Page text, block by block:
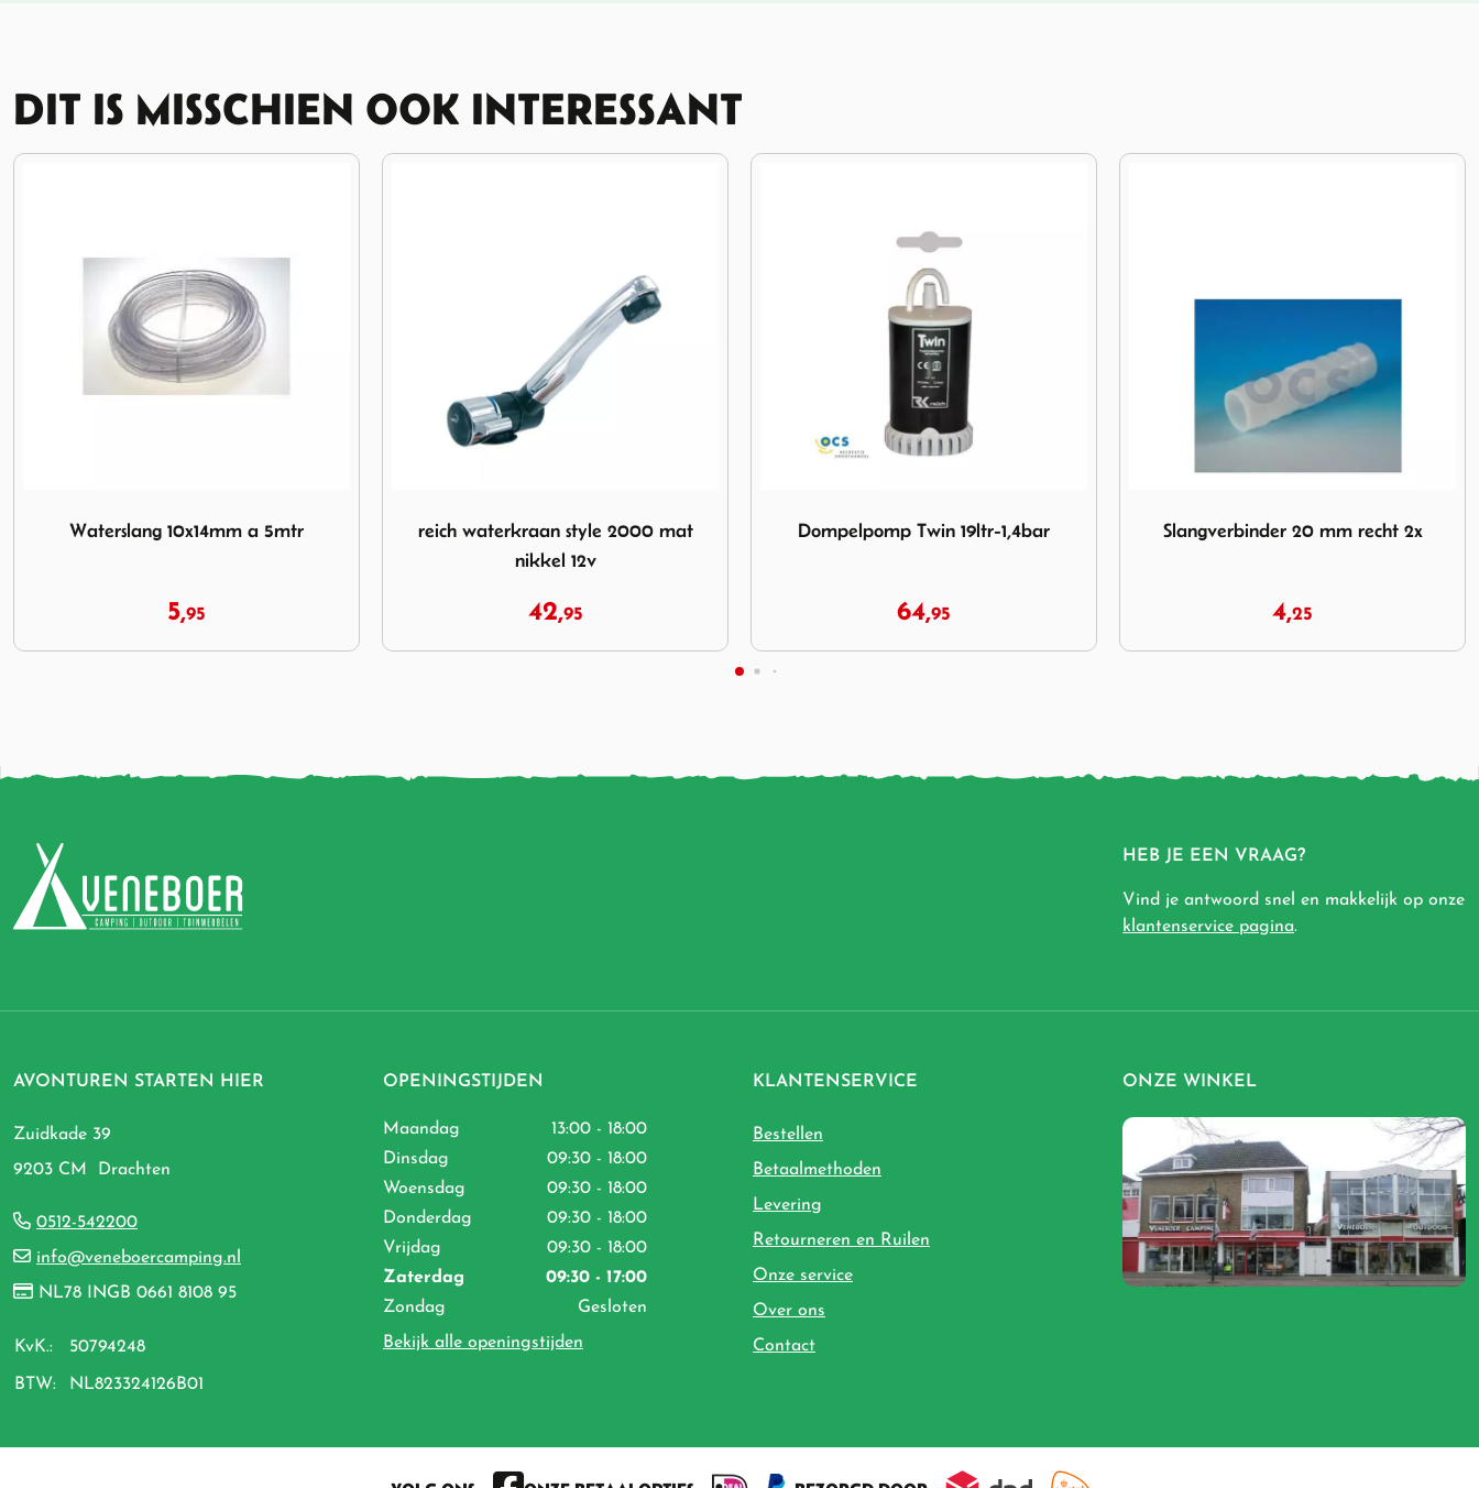
DIT IS MISSCHIEN OOK INTERESSANT
reich waterkraan style 2000 mat
42,95
Dompelpomp Twin 19ltr-1,4bar
64,95
Slangverbinder 20 mm recht 2x
4,25
Haba Maas 15 Dompelpomp 12V
14,95
HEB JE EEN VRAAG?
Vind je antwoord snel en makkelijk op onze
klantenservice pagina.
AVONTUREN STARTEN HIER
Zuidkade 39
9203 CM Drachten
0512-542200
info@veneboercamping.nl
NL78 INGB 0661 8108 95
KvK.: 50794248
BTW: NL823324126B01
OPENINGSTIJDEN
Maandag
13:00 - 18:00
Dinsdag
09:30 - 18:00
Woensdag
09:30 - 18:00
Donderdag
09:30 - 18:00
Vrijdag
09:30 - 18:00
Zaterdag
09:30 - 17:00
Zondag
Gesloten
Bekijk alle openingstijden
KLANTENSERVICE
Bestellen
Betaalmethoden
Levering
Retourneren en Ruilen
Onze service
Over ons
Contact
ONZE WINKEL